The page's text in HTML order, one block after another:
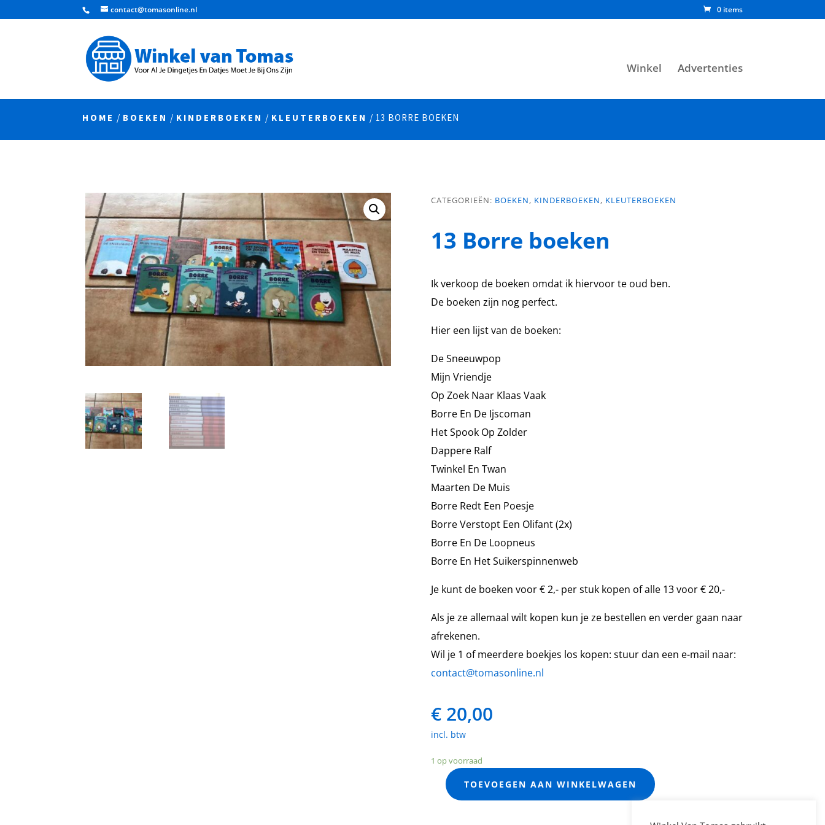
contact@tomasonline.nl 0 items
Winkel Advertenties
HOME / BOEKEN / KINDERBOEKEN / KLEUTERBOEKEN / 13 BORRE BOEKEN
CATEGORIEËN: BOEKEN, KINDERBOEKEN, KLEUTERBOEKEN
13 Borre boeken
Ik verkoop de boeken omdat ik hiervoor te oud ben.
De boeken zijn nog perfect.
Hier een lijst van de boeken:
De Sneeuwpop
Mijn Vriendje
Op Zoek Naar Klaas Vaak
Borre En De Ijscoman
Het Spook Op Zolder
Dappere Ralf
Twinkel En Twan
Maarten De Muis
Borre Redt Een Poesje
Borre Verstopt Een Olifant (2x)
Borre En De Loopneus
Borre En Het Suikerspinnenweb
Je kunt de boeken voor € 2,- per stuk kopen of alle 13 voor € 20,-
Als je ze allemaal wilt kopen kun je ze bestellen en verder gaan naar
afrekenen.
Wil je 1 of meerdere boekjes los kopen: stuur dan een e-mail naar:
contact@tomasonline.nl
€20,00
incl. btw
1 op voorraad
TOEVOEGEN AAN WINKELWAGEN